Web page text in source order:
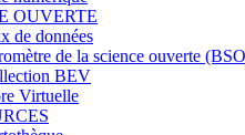
OUVERTE
de données
de la science ouverte
BEV
Virtuelle